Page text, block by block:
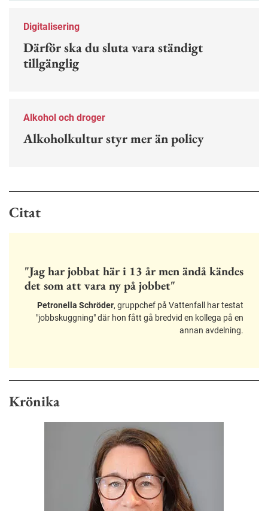
Digitalisering
Därför ska du sluta vara ständigt
tillgänglig
Alkohol och droger
Alkoholkultur styr mer än policy
Citat
"Jag har jobbat här i 13 år men ändå kändes
det som att vara ny på jobbet"
Petronella Schröder, gruppchef på Vattenfall har testat
"jobbskuggning" där hon fått gå bredvid en kollega på en
annan avdelning.
Krönika